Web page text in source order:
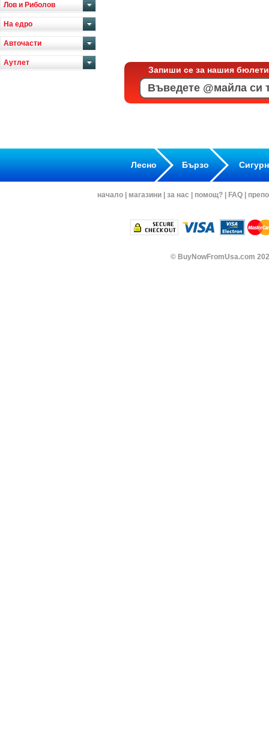
Лов и Риболов
На едро
Авточасти
Аутлет
Запиши се за нашия
Лесно Бързо
начало магазини за нас помощ? FAQ
© BuyNowFromUsa.com